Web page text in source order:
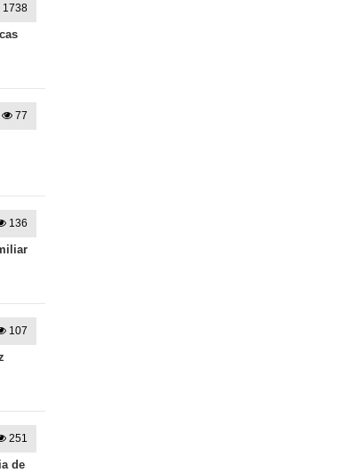
1738
77
136
107
251
de